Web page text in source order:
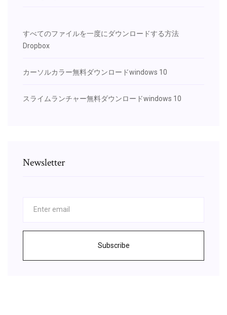
すべてのファイルを一度にダウンロードする方法
Dropbox
カーソルカラー無料ダウンロードwindows 10
スライムランチャー無料ダウンロードwindows 10
Newsletter
Subscribe